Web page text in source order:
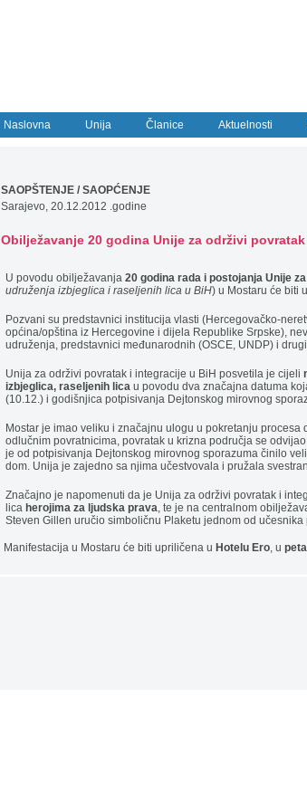
Naslovna Unija Članice Aktuelnosti
SAOPŠTENJE / SAOPĆENJE
Sarajevo, 20.12.2012 .godine
Obilježavanje 20 godina Unije za održivi
U povodu obilježavanja 20 godina rada i postojanja Unije
udruženja izbjeglica i raseljenih lica u BiH) u Mostaru će biti
Pozvani su predstavnici institucija vlasti (Hercegovačko-
općina/opština iz Hercegovine i dijela Republike Srpske),
udruženja, predstavnici međunarodnih (OSCE, UNDP) i
Unija za održivi povratak i integracije u BiH posvetila je cijeli
izbjeglica, raseljenih lica u povodu dva značajna datuma
(10.12.) i godišnjica potpisivanja Dejtonskog mirovnog
Mostar je imao veliku i značajnu ulogu u pokretanju
odlučnim povratnicima, povratak u krizna područja se
je od potpisivanja Dejtonskog mirovnog sporazuma činilo
dom. Unija je zajedno sa njima učestvovala i pružala
Značajno je napomenuti da je Unija za održivi povratak i
lica herojima za ljudska prava, te je na centralnom
Steven Gillen uručio simboličnu Plaketu jednom od
Manifestacija u Mostaru će biti upriličena u Hotelu Ero, u